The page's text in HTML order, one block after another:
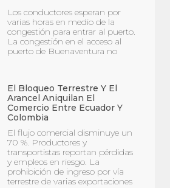
Los conductores esperan por
varias horas en medio de la
congestión para entrar al puerto.
La congestión en el acceso al
puerto de Buenaventura no
El Bloqueo Terrestre Y El
Arancel Aniquilan El
Comercio Entre Ecuador Y
Colombia
El flujo comercial disminuye un
70 %. Productores y
transportistas reportan pérdidas
y empleos en riesgo. La
prohibición de ingreso por vía
terrestre de varias exportaciones